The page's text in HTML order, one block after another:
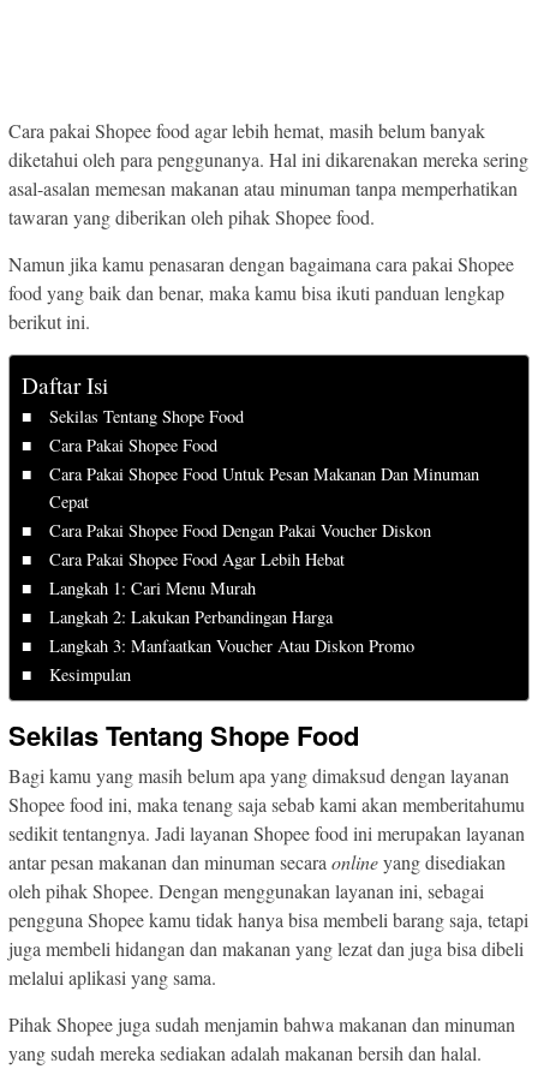
Cara pakai Shopee food agar lebih hemat, masih belum banyak
diketahui oleh para penggunanya. Hal ini dikarenakan mereka sering
asal-asalan memesan makanan atau minuman tanpa memperhatikan
tawaran yang diberikan oleh pihak Shopee food.
Namun jika kamu penasaran dengan bagaimana cara pakai Shopee
food yang baik dan benar, maka kamu bisa ikuti panduan lengkap
berikut ini.
Daftar Isi
Sekilas Tentang Shope Food
Cara Pakai Shopee Food
Cara Pakai Shopee Food Untuk Pesan Makanan Dan Minuman
Cepat
Cara Pakai Shopee Food Dengan Pakai Voucher Diskon
Cara Pakai Shopee Food Agar Lebih Hebat
Langkah 1: Cari Menu Murah
Langkah 2: Lakukan Perbandingan Harga
Langkah 3: Manfaatkan Voucher Atau Diskon Promo
Kesimpulan
Sekilas Tentang Shope Food
Bagi kamu yang masih belum apa yang dimaksud dengan layanan
Shopee food ini, maka tenang saja sebab kami akan memberitahumu
sedikit tentangnya. Jadi layanan Shopee food ini merupakan layanan
antar pesan makanan dan minuman secaraonlineyang disediakan
oleh pihak Shopee. Dengan menggunakan layanan ini, sebagai
pengguna Shopee kamu tidak hanya bisa membeli barang saja, tetapi
juga membeli hidangan dan makanan yang lezat dan juga bisa dibeli
melalui aplikasi yang sama.
Pihak Shopee juga sudah menjamin bahwa makanan dan minuman
yang sudah mereka sediakan adalah makanan bersih dan halal.